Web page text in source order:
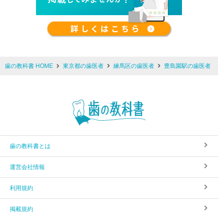
歯の教科書 HOME 東京都の歯医者 練馬区の歯医者 豊島園駅の歯医者
歯の教科書とは
運営会社情報
利用規約
掲載規約